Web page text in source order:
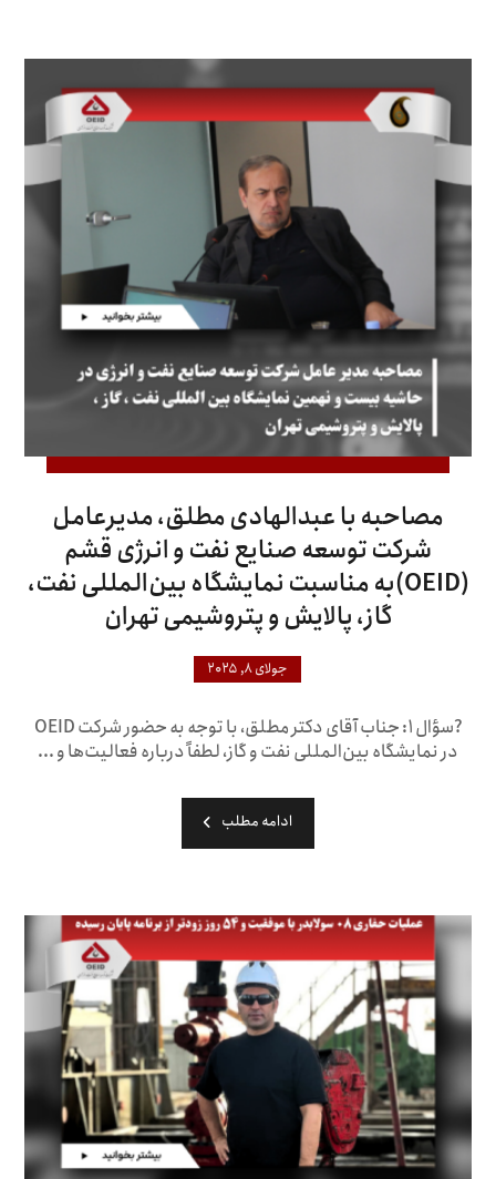
مصاحبه با عبدالهادی مطلق، مدیرعامل
شرکت توسعه صنایع نفت و انرژی قشم
(OEID)به مناسبت نمایشگاه بین‌المللی نفت،
گاز، پالایش و پتروشیمی تهران
جولای ۸, ۲۰۲۵
?سؤال ۱: جناب آقای دکتر مطلق، با توجه به حضور شرکت OEID
در نمایشگاه بین‌المللی نفت و گاز، لطفاً درباره فعالیت‌ها و ...
ادامه مطلب